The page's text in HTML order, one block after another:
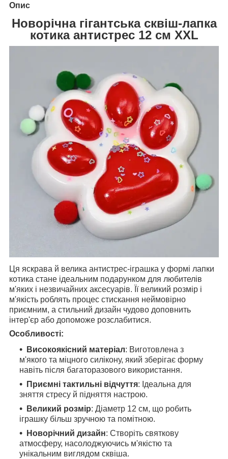
Опис
Новорічна гігантська сквіш-лапка
котика антистрес 12 см XXL
Ця яскрава й велика антистрес-іграшка у формі лапки
котика стане ідеальним подарунком для любителів
м'яких і незвичайних аксесуарів. Її великий розмір і
м'якість роблять процес стискання неймовірно
приємним, а стильний дизайн чудово доповнить
інтер'єр або допоможе розслабитися.
Особливості:
Високоякісний матеріал: Виготовлена з
м'якого та міцного силікону, який зберігає форму
навіть після багаторазового використання.
Приємні тактильні відчуття: Ідеальна для
зняття стресу й підняття настрою.
Великий розмір: Діаметр 12 см, що робить
іграшку більш зручною та помітною.
Новорічний дизайн: Створіть святкову
атмосферу, насолоджуючись м'якістю та
унікальним виглядом сквіша.